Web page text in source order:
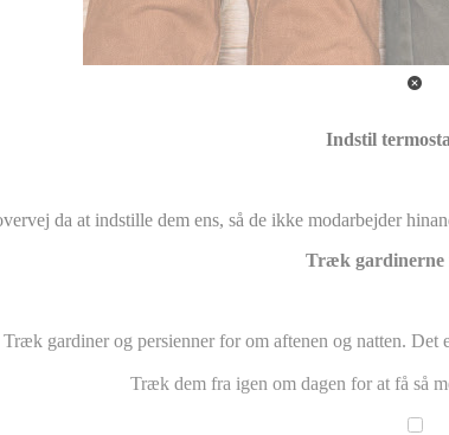
Indstil
da at indstille dem ens, så de ikke modarbejder
Træk gardinerne
Træk gardiner og persienner for om aftenen og natten. Det
Træk dem fra igen om dagen for at få så